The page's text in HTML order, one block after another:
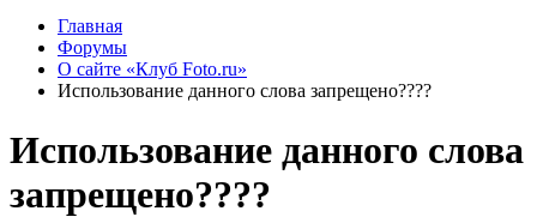
Главная
Форумы
О сайте «Клуб Foto.ru»
Использование данного слова запрещено????
Использование данного слова
запрещено????